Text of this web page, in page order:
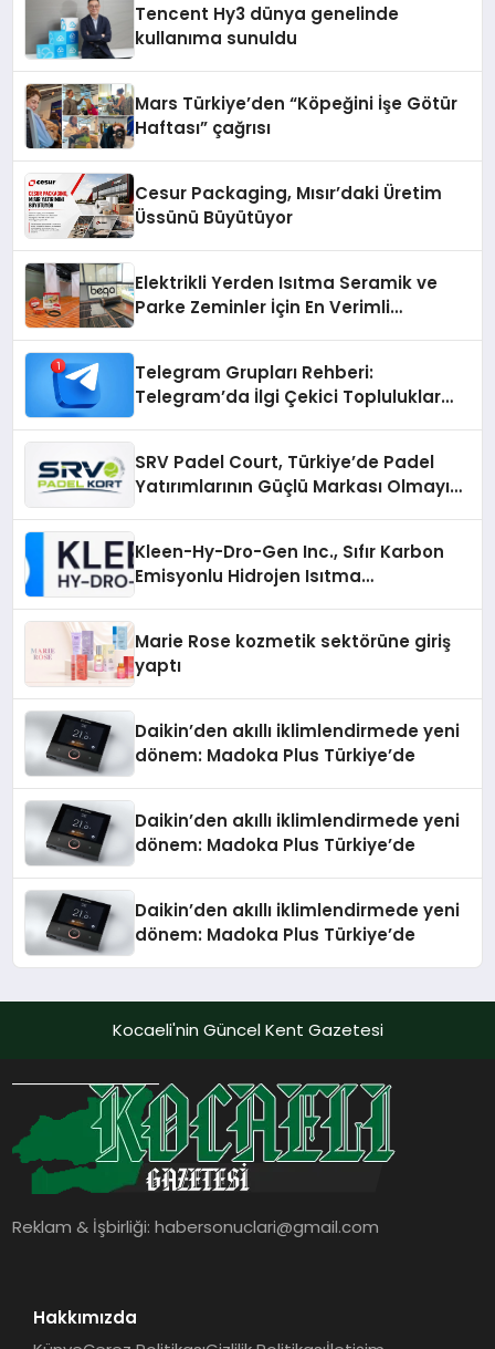
Tencent Hy3 dünya genelinde
kullanıma sunuldu
Mars Türkiye’den “Köpeğini İşe Götür
Haftası” çağrısı
Cesur Packaging, Mısır’daki Üretim
Üssünü Büyütüyor
Elektrikli Yerden Isıtma Seramik ve
Parke Zeminler İçin En Verimli
Telegram Grupları Rehberi:
Telegram’da İlgi Çekici Topluluklar
SRV Padel Court, Türkiye’de Padel
Yatırımlarının Güçlü Markası Olmayı
Kleen-Hy-Dro-Gen Inc., Sıfır Karbon
Emisyonlu Hidrojen Isıtma
Marie Rose kozmetik sektörüne giriş
yaptı
Daikin’den akıllı iklimlendirmede yeni
dönem: Madoka Plus Türkiye’de
Daikin’den akıllı iklimlendirmede yeni
dönem: Madoka Plus Türkiye’de
Daikin’den akıllı iklimlendirmede yeni
dönem: Madoka Plus Türkiye’de
Kocaeli'nin Güncel Kent Gazetesi
Reklam & İşbirliği:habersonuclari@gmail.com
Hakkımızda